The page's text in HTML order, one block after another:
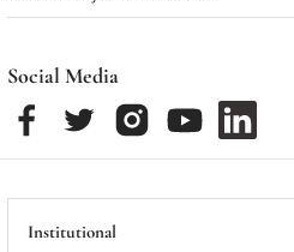
Social Media
Institutional